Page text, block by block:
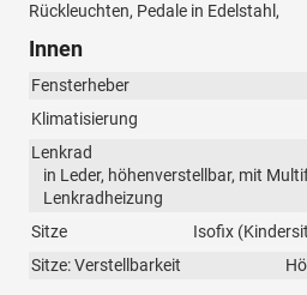
Rückleuchten, Pedale in Edelstahl,
Innen
Fensterheber
Klimatisierung
Lenkrad
in Leder, höhenverstellbar, mit
Lenkradheizung
Sitze
Isofix
Sitze: Verstellbarkeit